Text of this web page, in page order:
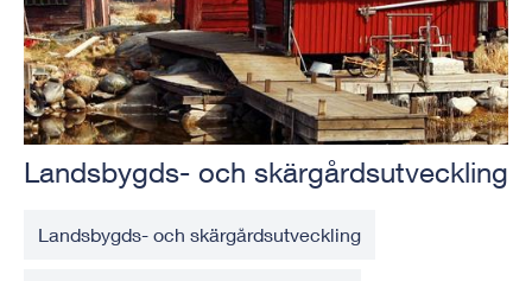
Landsbygds- och skärgårdsutveckling
Landsbygds- och skärgårdsutveckling